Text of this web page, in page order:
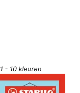
- 10 kleuren